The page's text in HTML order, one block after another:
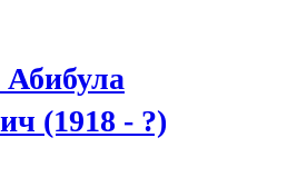
(1918 - ?)